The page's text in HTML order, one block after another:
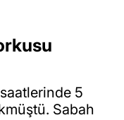
5
Sabah